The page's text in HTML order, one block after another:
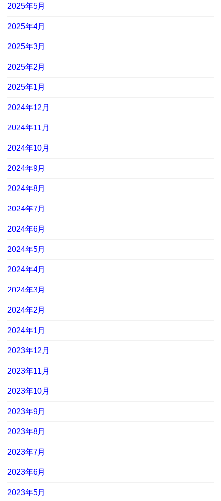
2025年5月
2025年4月
2025年3月
2025年2月
2025年1月
2024年12月
2024年11月
2024年10月
2024年9月
2024年8月
2024年7月
2024年6月
2024年5月
2024年4月
2024年3月
2024年2月
2024年1月
2023年12月
2023年11月
2023年10月
2023年9月
2023年8月
2023年7月
2023年6月
2023年5月